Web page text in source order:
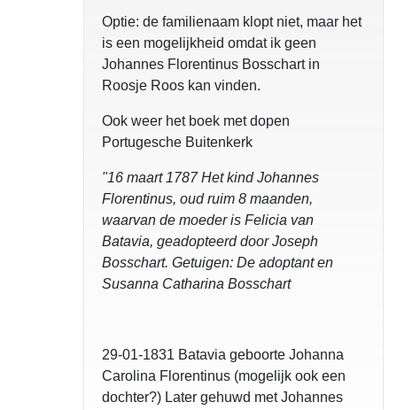
Optie: de familienaam klopt niet, maar het
is een mogelijkheid omdat ik geen
Johannes Florentinus Bosschart in
Roosje Roos kan vinden.
Ook weer het boek met dopen
Portugesche Buitenkerk
"16 maart 1787 Het kind Johannes
Florentinus, oud ruim 8 maanden,
waarvan de moeder is Felicia van
Batavia, geadopteerd door Joseph
Bosschart. Getuigen: De adoptant en
Susanna Catharina Bosschart
29-01-1831 Batavia geboorte Johanna
Carolina Florentinus (mogelijk ook een
dochter?) Later gehuwd met Johannes